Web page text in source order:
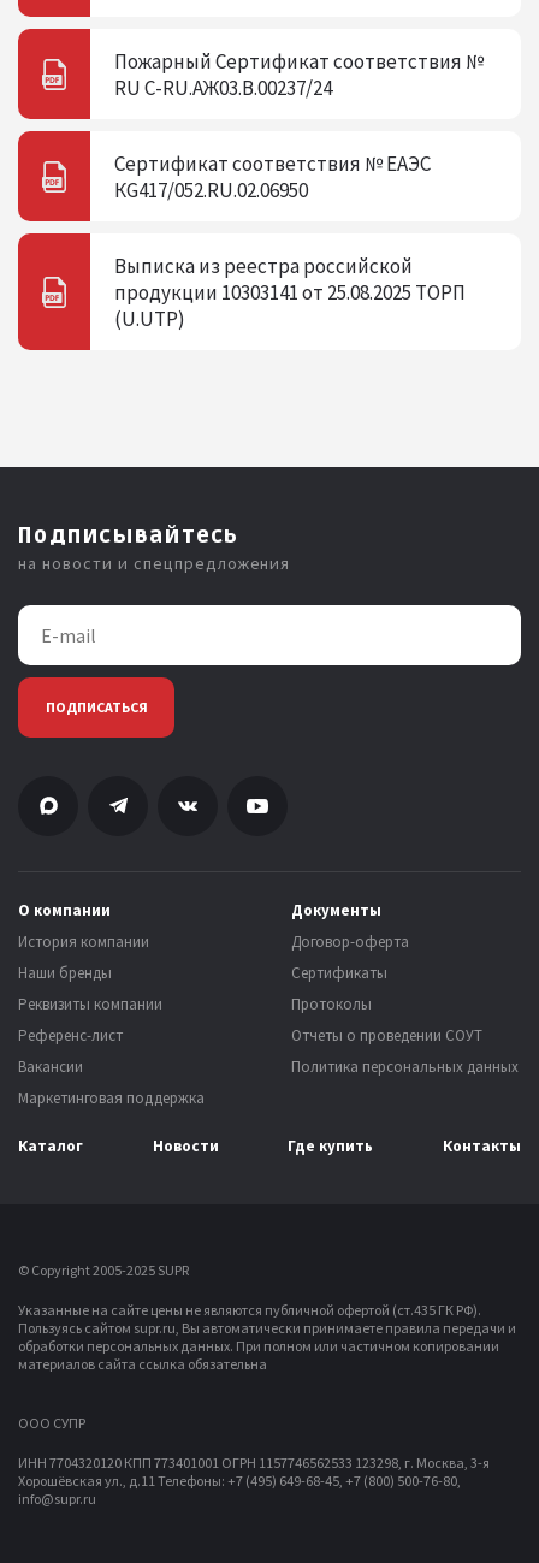
Пожарный Сертификат соответствия №
RU C-RU.АЖ03.В.00237/24
Сертификат соответствия № ЕАЭС
КG417/052.RU.02.06950
Выписка из реестра российской
продукции 10303141 от 25.08.2025 ТОРП
(U.UTP)
Подписывайтесь
на новости и спецпредложения
ПОДПИСАТЬСЯ
О компании
История компании
Наши бренды
Реквизиты компании
Референс-лист
Вакансии
Маркетинговая поддержка
Документы
Договор-оферта
Сертификаты
Протоколы
Отчеты о проведении СОУТ
Политика персональных данных
Каталог Новости Где купить Контакты
© Copyright 2005-2025 SUPR
Указанные на сайте цены не являются публичной офертой (ст.435 ГК РФ).
Пользуясь сайтом supr.ru, Вы автоматически принимаете правила передачи и
обработки персональных данных. При полном или частичном копировании
материалов сайта ссылка обязательна
OOO СУПР
ИНН 7704320120 КПП 773401001 ОГРН 1157746562533 123298, г. Москва, 3-я
Хорошёвская ул., д.11 Телефоны: +7 (495) 649-68-45, +7 (800) 500-76-80,
info@supr.ru